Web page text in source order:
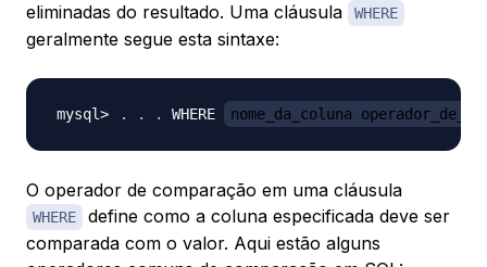
eliminadas do resultado. Uma cláusula
WHERE
geralmente segue esta sintaxe:
. . . WHERE nome_da_coluna
O operador de comparação em uma cláusula
WHERE
define como a coluna especificada deve ser
comparada com o valor. Aqui estão alguns